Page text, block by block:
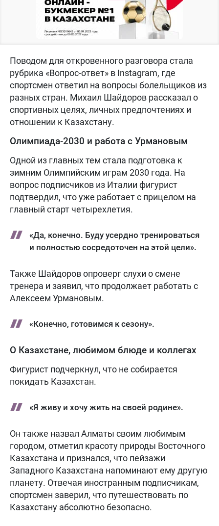
Поводом для откровенного разговора стала
рубрика «Вопрос-ответ» в Instagram, где
спортсмен ответил на вопросы болельщиков из
разных стран. Михаил Шайдоров рассказал о
спортивных целях, личных предпочтениях и
отношении к Казахстану.
Олимпиада-2030 и работа с Урмановым
Одной из главных тем стала подготовка к
зимним Олимпийским играм 2030 года. На
вопрос подписчиков из Италии фигурист
подтвердил, что уже работает с прицелом на
главный старт четырехлетия.
«Да, конечно. Буду усердно тренироваться
и полностью сосредоточен на этой цели».
Также Шайдоров опроверг слухи о смене
тренера и заявил, что продолжает работать с
Алексеем Урмановым.
«Конечно, готовимся к сезону».
О Казахстане, любимом блюде и коллегах
Фигурист подчеркнул, что не собирается
покидать Казахстан.
«Я живу и хочу жить на своей родине».
Он также назвал Алматы своим любимым
городом, отметил красоту природы Восточного
Казахстана и признался, что пейзажи
Западного Казахстана напоминают ему другую
планету. Отвечая иностранным подписчикам,
спортсмен заверил, что путешествовать по
Казахстану абсолютно безопасно.